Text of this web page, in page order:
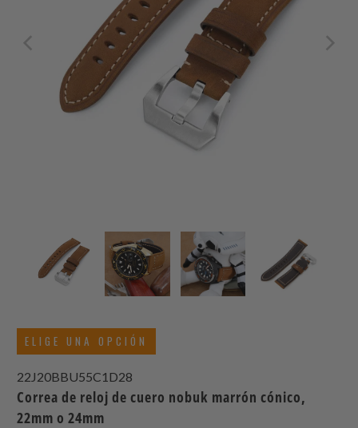
ELIGE UNA OPCIÓN
22J20BBU55C1D28
Correa de reloj de cuero nobuk marrón cónico,
22mm o 24mm